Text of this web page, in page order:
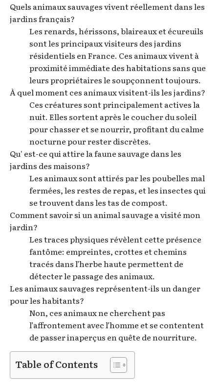
Quels animaux sauvages vivent réellement dans les
jardins français?
Les renards, hérissons, blaireaux et écureuils
sont les principaux visiteurs des jardins
résidentiels en France. Ces animaux vivent à
proximité immédiate des habitations sans que
leurs propriétaires le soupçonnent toujours.
À quel moment ces animaux visitent-ils les jardins?
Ces créatures sont principalement actives la
nuit. Elles sortent après le coucher du soleil
pour chasser et se nourrir, profitant du calme
nocturne pour rester discrètes.
Qu' est-ce qui attire la faune sauvage dans les
jardins des maisons?
Les animaux sont attirés par les poubelles mal
fermées, les restes de repas, et les insectes qui
se trouvent dans les tas de compost.
Comment savoir si un animal sauvage a visité mon
jardin?
Les traces physiques révèlent cette présence
fantôme: empreintes, crottes et chemins
tracés dans l’herbe haute permettent de
détecter le passage des animaux.
Les animaux sauvages représentent-ils un danger
pour les habitants?
Non, ces animaux ne cherchent pas
l’affrontement avec l’homme et se contentent
de passer inaperçus en quête de nourriture.
Table of Contents